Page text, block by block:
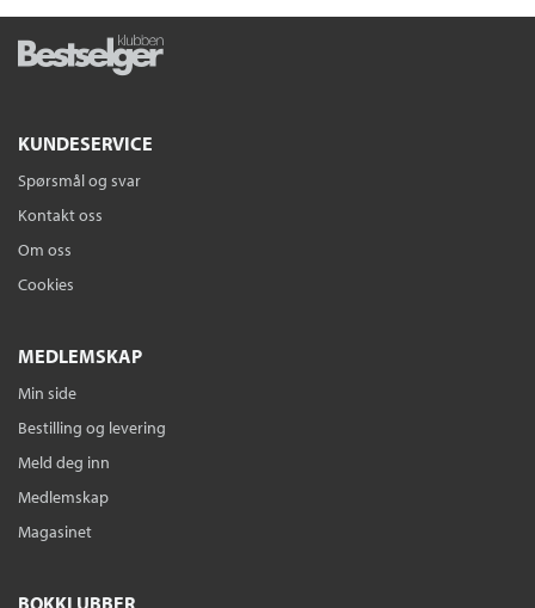
KUNDESERVICE
Spørsmål og svar
Kontakt oss
Om oss
Cookies
MEDLEMSKAP
Min side
Bestilling og levering
Meld deg inn
Medlemskap
Magasinet
BOKKLUBBER